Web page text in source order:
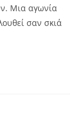
Μια αγωνία
σαν σκιά